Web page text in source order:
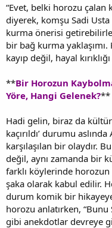
“Evet, belki horozu çalan
diyerek, komşu Sadi Usta
kurma önerisi
bir bağ kurma
kayıp değil, hayal
**Bir Horozun
Yöre, Hangi Gelenek?**
Hadi gelin, biraz da
kaçırıldı’ durumu
karşılaşılan bir olaydır.
değil, aynı zamanda bir
farklı köylerinde
şaka olarak kabul edilir.
durum komik bir
horozu anlatırken, “Bunu
gibi anekdotlar devreye